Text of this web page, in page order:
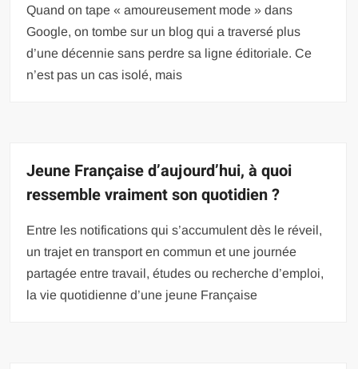
Quand on tape « amoureusement mode » dans
Google, on tombe sur un blog qui a traversé plus
d’une décennie sans perdre sa ligne éditoriale. Ce
n’est pas un cas isolé, mais
Jeune Française d’aujourd’hui, à quoi
ressemble vraiment son quotidien ?
Entre les notifications qui s’accumulent dès le réveil,
un trajet en transport en commun et une journée
partagée entre travail, études ou recherche d’emploi,
la vie quotidienne d’une jeune Française